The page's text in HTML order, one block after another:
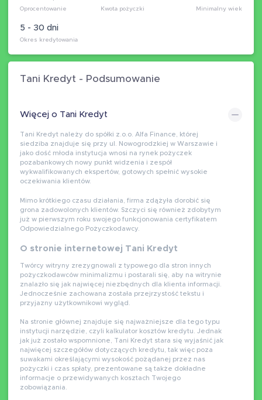
Oprocentowanie Kwota pożyczki
5 - 30 dni
Okres kredytowania
Minimalny wiek
Tani Kredyt - Podsumowanie
Więcej o Tani Kredyt
Tani Kredyt należy do spółki z.o.o. Alfa Finance, której
siedziba znajduje się przy ul. Nowogrodzkiej w Warszawie i
jako dość młoda instytucja wnosi na rynek pożyczek
pozabankowych nowy punkt widzenia i zespół
wykwalifikowanych ekspertów, gotowych spełnić wysokie
oczekiwania klientów.
Mimo krótkiego czasu działania, firma zdążyła dorobić się
grona zadowolonych klientów. Szczyci się również zdobytym
już w pierwszym roku swojego funkcjonowania certyfikatem
Odpowiedzialnego Pożyczkodawcy.
O stronie internetowej Tani Kredyt
Twórcy witryny zrezygnowali z typowego dla stron innych
pożyczkodawców minimalizmu i postarali się, aby na witrynie
znalazło się jak najwięcej niezbędnych dla klienta informacji.
Jednocześnie zachowana została przejrzystość tekstu i
przyjazny użytkownikowi wygląd.
Na stronie głównej znajduje się najważniejsze dla tego typu
instytucji narzędzie, czyli kalkulator kosztów kredytu. Jednak
jak już zostało wspomnione, Tani Kredyt stara się wyjaśnić jak
najwięcej szczegółów dotyczących kredytu, tak więc poza
suwakami określającymi wysokość pożądanej przez nas
pożyczki i czas spłaty, prezentowane są także dokładne
informacje o przewidywanych kosztach Twojego
zobowiązania.